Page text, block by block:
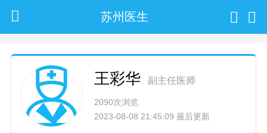
苏州医生
王彩华 副主任医师
2090次浏览
2023-08-08 21:45:09 最后更新